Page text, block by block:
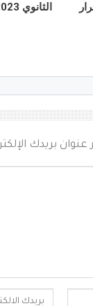
2023.. قرار
الثانوي 2023 الترم الثاني
بريدك